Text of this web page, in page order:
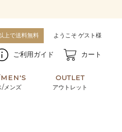
上で送料無料 ようこそ ゲスト様
ご利用ガイド カート
/メンズ
OUTLET
アウトレット